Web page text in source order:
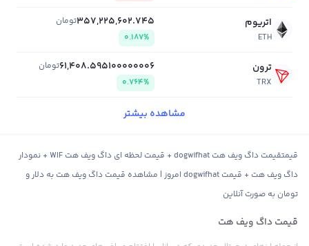
اتریوم
ETH
357,225,602.745تومان
0.187%
ترون
TRX
61,408.595100000006تومان
0.764%
مشاهده بیشتر
قیمتقیمت داگ ویف هت dogwifhat + قیمت لحظه ای داگ ویف هت WIF + نمودار
داگ ویف هت + قیمت dogwifhat امروز | مشاهده قیمت داگ ویف هت به دلار و
تومان به صورت آنلاین
قیمت داگ ویف هت